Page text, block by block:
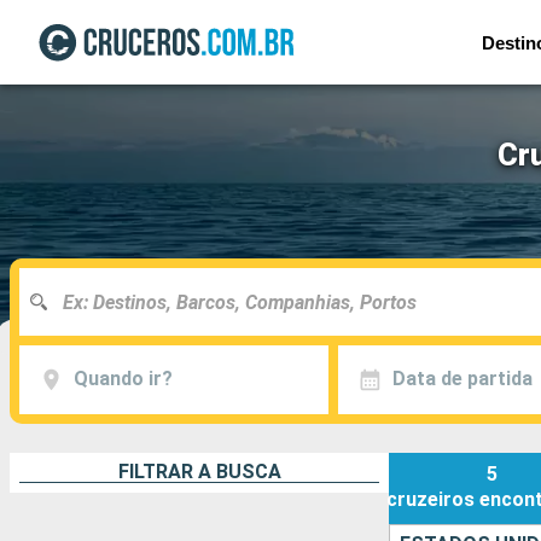
Quando ir? Data de partida
FILTRAR A BUSCA
5
cruzeiros